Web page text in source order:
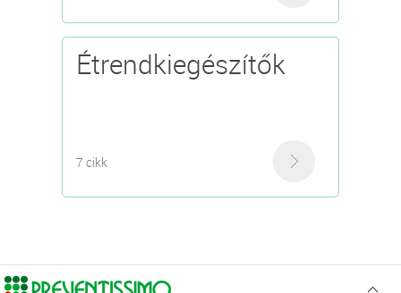
Étrendkiegészítők
7 cikk